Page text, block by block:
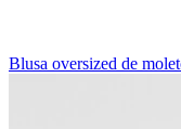
Blusa oversized de